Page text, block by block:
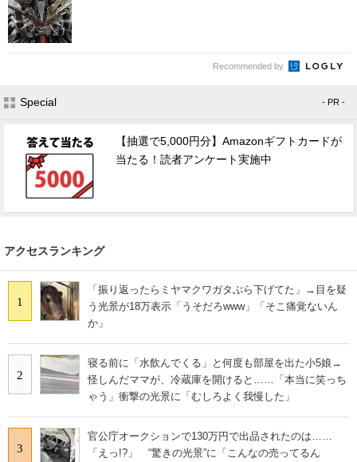
Recommended by
Special - PR -
【抽選で5,000円分】Amazonギフトカードが
当たる！読者アンケート実施中
アクセスランキング
1
「振り返ったらミヤマクワガタぶら下げてた」→目を疑
う光景が18万表示「うそだろwww」「そこ痛覚ないん
か」
2
寝る前に「水飲んでくる」と何度も部屋を出た小5娘→
怪しんだママが、冷蔵庫を開けると……「本当に笑っち
ゃう」衝撃の光景に「むしろよく我慢した」
3
官公庁オークションで130万円で出品されたのは……
「えっ!?」 “驚きの光景”に「こんなの売ってるん